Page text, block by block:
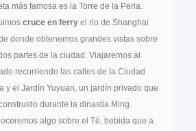
más famosa es la Torre de la Perla.
cruce en ferry el rio de Shanghai
donde obtenemos grandes vistas sobre
partes de la ciudad. Viajaremos al
recorriendo las calles de la Ciudad
y el Jardín Yuyuan, un jardín privado que
durante la dinastía Ming.
algo sobre el Té, bebida que a